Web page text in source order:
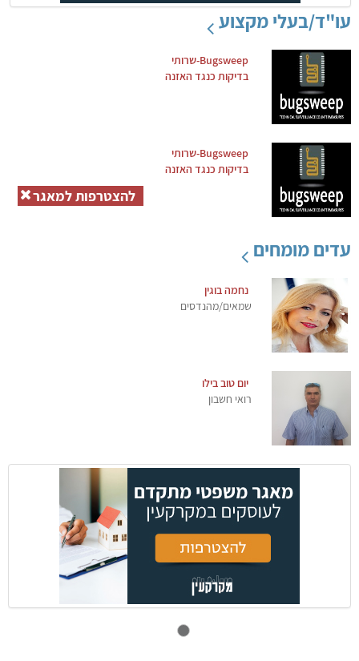
עו"ד/בעלי מקצוע
Bugsweep-שרותי
בדיקות כנגד האזנה
Bugsweep-שרותי
בדיקות כנגד האזנה
עדים מומחים
נחמה בוגין
שמאים/מהנדסים
יום טוב בילו
רואי חשבון
להצטרפות למאגר